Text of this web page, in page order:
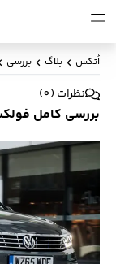
اُتکس بلاگ بررسی
نظرات (
0
)
بررسی کامل